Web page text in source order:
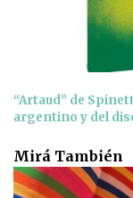
“Artaud” de
argentino y del
Mirá También